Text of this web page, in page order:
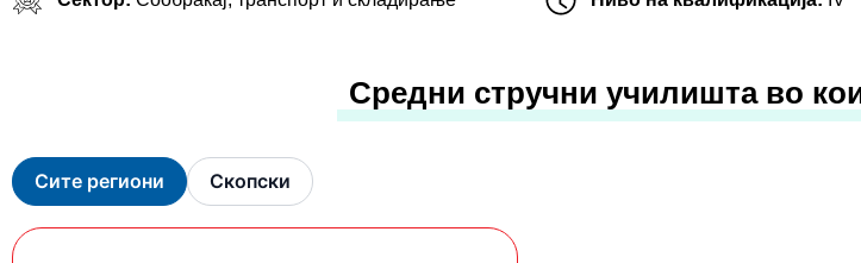
Средни стручни училишта во
Сите региони Скопски